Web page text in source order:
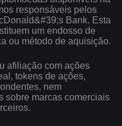
responsáveis pelos
Bank. Esta
um endosso de
ou método de aquisição.
afiliação com ações
tokens de ações,
nem
sobre marcas comerciais